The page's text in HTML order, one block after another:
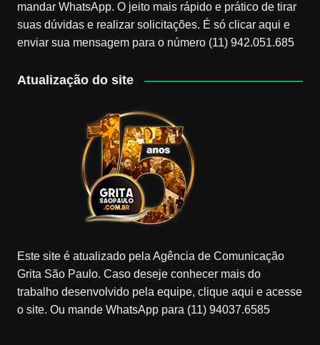
mandar WhatsApp. O jeito mais rápido e prático de tirar
suas dúvidas e realizar solicitações. É só clicar aqui e
enviar sua mensagem para o número (11) 942.051.685
Atualização do site
Este site é atualizado pela Agência de Comunicação
Grita São Paulo. Caso deseje conhecer mais do
trabalho desenvolvido pela equipe, clique aqui e acesse
o site. Ou mande WhatsApp para (11) 94037.6585